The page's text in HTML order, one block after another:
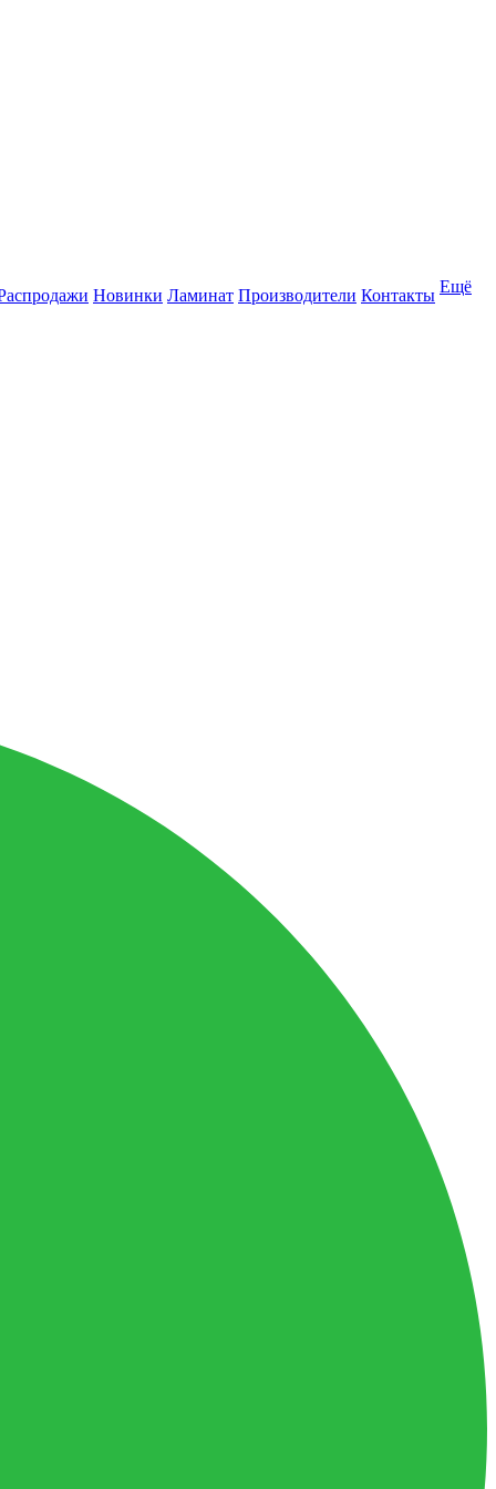
Новинки Ламинат Производители Контакты Ещё